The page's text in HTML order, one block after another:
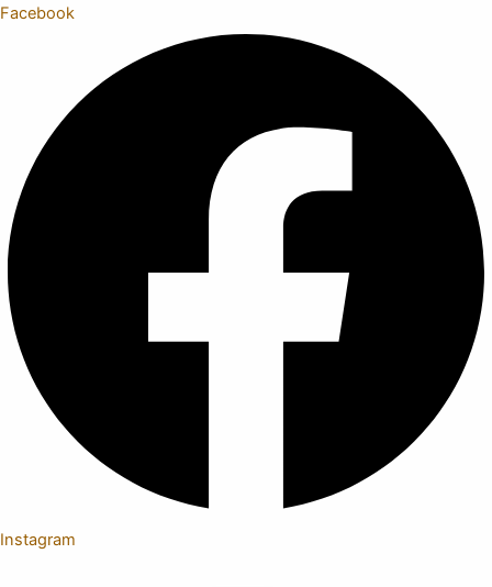
Facebook
Instagram